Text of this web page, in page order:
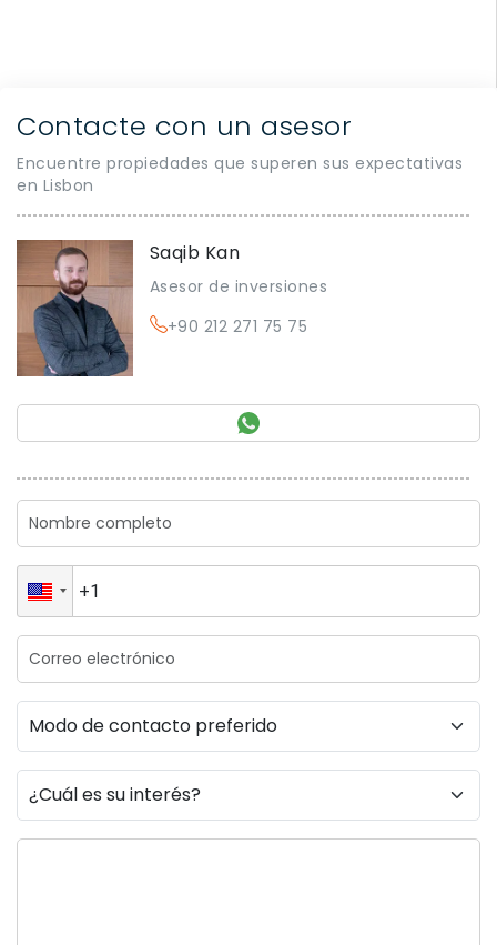
Contacte con un asesor
Encuentre propiedades que superen sus expectativas
en Lisbon
Saqib Kan
Asesor de inversiones
+90 212 271 75 75